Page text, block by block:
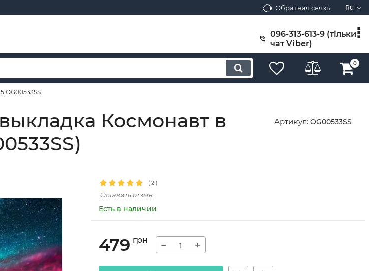
Обратная связь Ru
096-313-613-9 (тільки
чат Viber)
0
OG00533SS
Космонавт в
Артикул: OG00533SS
( 2 )
Оставить отзыв
Есть в наличии
479 грн − +